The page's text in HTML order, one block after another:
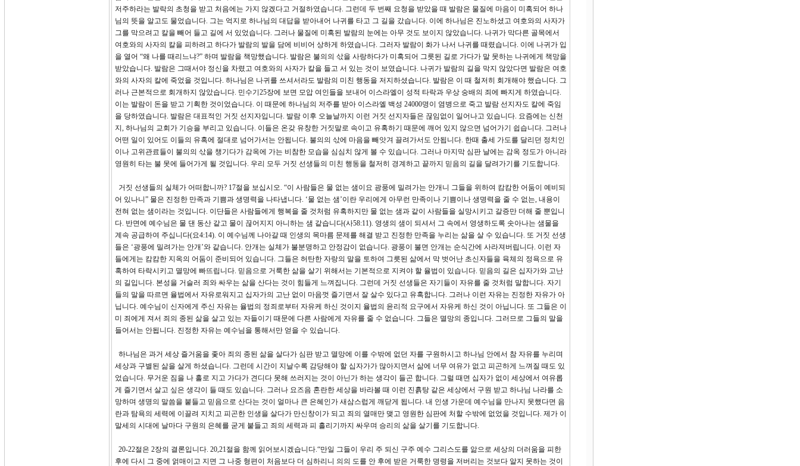
저주하라는 발락의 초청을 받고 처음에는 가지 않겠다고 거절하였습니다. 그런데 두 번째 요청을 받았을 때 발람은 물질에 마음이 미혹되어 하나
님의 뜻을 알고도 물었습니다. 그는 억지로 하나님의 대답을 받아내어 나귀를 타고 그 길을 갔습니다. 이에 하나님은 진노하셨고 여호와의 사자가
그를 막으려고 칼을 빼어 들고 길에 서 있었습니다. 그러나 물질에 미혹된 발람의 눈에는 아무 것도 보이지 않았습니다. 나귀가 막다른 골목에서
여호와의 사자의 칼을 피하려고 하다가 발람의 발을 담에 비비어 상하게 하였습니다. 그러자 발람이 화가 나서 나귀를 때렸습니다. 이에 나귀가 입
을 열어 “왜 나를 때리느냐?” 하며 발람을 책망했습니다. 발람은 불의의 삯을 사랑하다가 미혹되어 그릇된 길로 가다가 말 못하는 나귀에게 책망을
받았습니다. 발람은 그때서야 정신을 차렸고 여호와의 사자가 칼을 들고 서 있는 것이 보였습니다. 나귀가 발람의 길을 막지 않았다면 발람은 여호
와의 사자의 칼에 죽었을 것입니다. 하나님은 나귀를 쓰셔서라도 발람의 미친 행동을 저지하셨습니다. 발람은 이 때 철저히 회개해야 했습니다. 그
러나 근본적으로 회개하지 않았습니다. 민수기25장에 보면 모압 여인들을 보내어 이스라엘이 성적 타락과 우상 숭배의 죄에 빠지게 하였습니다.
이는 발람이 돈을 받고 기획한 것이었습니다. 이 때문에 하나님의 저주를 받아 이스라엘 백성 24000명이 염병으로 죽고 발람 선지자도 칼에 죽임
을 당하였습니다. 발람은 대표적인 거짓 선지자입니다. 발람 이후 오늘날까지 이런 거짓 선지자들은 끊임없이 일어나고 있습니다. 요즘에는 신천
지, 하나님의 교회가 기승을 부리고 있습니다. 이들은 온갖 유창한 거짓말로 속이고 유혹하기 때문에 깨어 있지 않으면 넘어가기 쉽습니다. 그러나
어떤 일이 있어도 이들의 유혹에 절대로 넘어가서는 안됩니다. 불의의 삯에 마음을 빼앗겨 끌려가서도 안됩니다. 한때 출세 가도를 달리던 정치인
이나 고위관료들이 불의의 삯을 챙기다가 감옥에 가는 비참한 모습을 심심치 않게 볼 수 있습니다. 그러나 마지막 심판 날에는 감옥 정도가 아니라
영원히 타는 불 못에 들어가게 될 것입니다. 우리 모두 거짓 선생들의 미친 행동을 철저히 경계하고 끝까지 믿음의 길을 달려가기를 기도합니다.
거짓 선생들의 실체가 어떠합니까? 17절을 보십시오. “이 사람들은 물 없는 샘이요 광풍에 밀려가는 안개니 그들을 위하여 캄캄한 어둠이 예비되
어 있나니” 물은 진정한 만족과 기쁨과 생명력을 나타냅니다. ‘물 없는 샘’이란 우리에게 아무런 만족이나 기쁨이나 생명력을 줄 수 없는, 내용이
전혀 없는 샘이라는 것입니다. 이단들은 사람들에게 행복을 줄 것처럼 유혹하지만 물 없는 샘과 같이 사람들을 실망시키고 갈증만 더해 줄 뿐입니
다. 반면에 예수님은 물 댄 동산 같고 물이 끊어지지 아니하는 샘 같습니다(사58:11). 영생의 샘이 되셔서 그 속에서 영생하도록 솟아나는 샘물을
계속 공급하여 주십니다(요4:14). 이 예수님께 나아갈 때 인생의 목마름 문제를 해결 받고 진정한 만족을 누리는 삶을 살 수 있습니다. 또 거짓 선생
들은 ‘광풍에 밀려가는 안개’와 같습니다. 안개는 실체가 불분명하고 안정감이 없습니다. 광풍이 불면 안개는 순식간에 사라져버립니다. 이런 자
들에게는 캄캄한 지옥의 어둠이 준비되어 있습니다. 그들은 허탄한 자랑의 말을 토하여 그릇된 삶에서 막 벗어난 초신자들을 육체의 정욕으로 유
혹하여 타락시키고 멸망에 빠뜨립니다. 믿음으로 거룩한 삶을 살기 위해서는 기본적으로 지켜야 할 율법이 있습니다. 믿음의 길은 십자가와 고난
의 길입니다. 본성을 거슬러 죄와 싸우는 삶을 산다는 것이 힘들게 느껴집니다. 그런데 거짓 선생들은 자기들이 자유를 줄 것처럼 말합니다. 자기
들의 말을 따르면 율법에서 자유로워지고 십자가의 고난 없이 마음껏 즐기면서 잘 살수 있다고 유혹합니다. 그러나 이런 자유는 진정한 자유가 아
닙니다. 예수님이 신자에게 주신 자유는 율법의 정죄로부터 자유케 하신 것이지 율법의 윤리적 요구에서 자유케 하신 것이 아닙니다. 또 그들은 이
미 죄에게 져서 죄의 종된 삶을 살고 있는 자들이기 때문에 다른 사람에게 자유를 줄 수 없습니다. 그들은 멸망의 종입니다. 그러므로 그들의 말을
들어서는 안됩니다. 진정한 자유는 예수님을 통해서만 얻을 수 있습니다.
하나님은 과거 세상 즐거움을 좇아 죄의 종된 삶을 살다가 심판 받고 멸망에 이를 수밖에 없던 자를 구원하시고 하나님 안에서 참 자유를 누리며
세상과 구별된 삶을 살게 하셨습니다. 그런데 시간이 지날수록 감당해야 할 십자가가 많아지면서 삶에 너무 여유가 없고 피곤하게 느껴질 때도 있
었습니다. 무거운 짐을 나 홀로 지고 가다가 견디다 못해 쓰러지는 것이 아닌가 하는 생각이 들곤 합니다. 그럴 때면 십자가 없이 세상에서 여유롭
게 즐기면서 살고 싶은 생각이 들 때도 있습니다. 그러나 요즈음 혼란한 세상을 바라볼 때 이런 진흙탕 같은 세상에서 구원 받고 하나님 나라를 소
망하며 생명의 말씀을 붙들고 믿음으로 산다는 것이 얼마나 큰 은혜인가 새삼스럽게 깨닫게 됩니다. 내 인생 가운데 예수님을 만나지 못했다면 음
란과 탐욕의 세력에 이끌려 지치고 피곤한 인생을 살다가 만신창이가 되고 죄의 열매만 맺고 영원한 심판에 처할 수밖에 없었을 것입니다. 제가 이
말세의 시대에 날마다 구원의 은혜를 굳게 붙들고 죄의 세력과 피 흘리기까지 싸우며 승리의 삶을 살기를 기도합니다.
20-22절은 2장의 결론입니다. 20,21절을 함께 읽어보시겠습니다.“만일 그들이 우리 주 되신 구주 예수 그리스도를 앎으로 세상의 더러움을 피한
후에 다시 그 중에 얽매이고 지면 그 나중 형편이 처음보다 더 심하리니 의의 도를 안 후에 받은 거룩한 명령을 저버리는 것보다 알지 못하는 것이